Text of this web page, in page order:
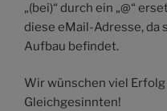
„(bei)“ durch ein „@“
diese eMail-Adresse, da
Aufbau befindet.
Wir wünschen viel
Gleichgesinnten!